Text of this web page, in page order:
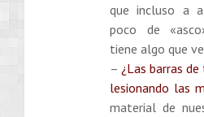
que incluso a
poco de
tiene algo que
– ¿Las barras
lesionando las
material de